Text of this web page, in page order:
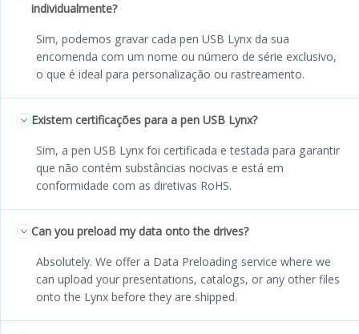
individualmente?
Sim, podemos gravar cada pen USB Lynx da sua
encomenda com um nome ou número de série exclusivo,
o que é ideal para personalização ou rastreamento.
Existem certificações para a pen USB Lynx?
Sim, a pen USB Lynx foi certificada e testada para garantir
que não contém substâncias nocivas e está em
conformidade com as diretivas RoHS.
Can you preload my data onto the drives?
Absolutely. We offer a Data Preloading service where we
can upload your presentations, catalogs, or any other files
onto the Lynx before they are shipped.